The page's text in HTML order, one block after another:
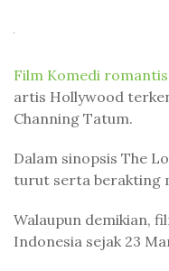
Film Komedi
artis Hollywood
Channing Tatum.
Dalam sinopsis The
turut serta berakting
Walaupun demikian,
Indonesia sejak 23